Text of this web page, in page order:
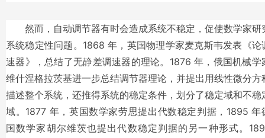
然而，自动调节器有时会造成系统不稳定，促使数学家研
系统稳定性问题。1868 年，英国物理学家麦克斯韦发表《论
速器》，总结了无静差调速器的理论。1876 年，俄国机械学
维什涅格拉茨基进一步总结调节器理论，并提出用线性微分方
描述整个系统，还推得系统的稳定条件，划分了稳定域和不稳
域。1877 年，英国数学家劳思提出代数稳定判据，1895 年
国数学家胡尔维茨也提出代数稳定判据的另一种形式。